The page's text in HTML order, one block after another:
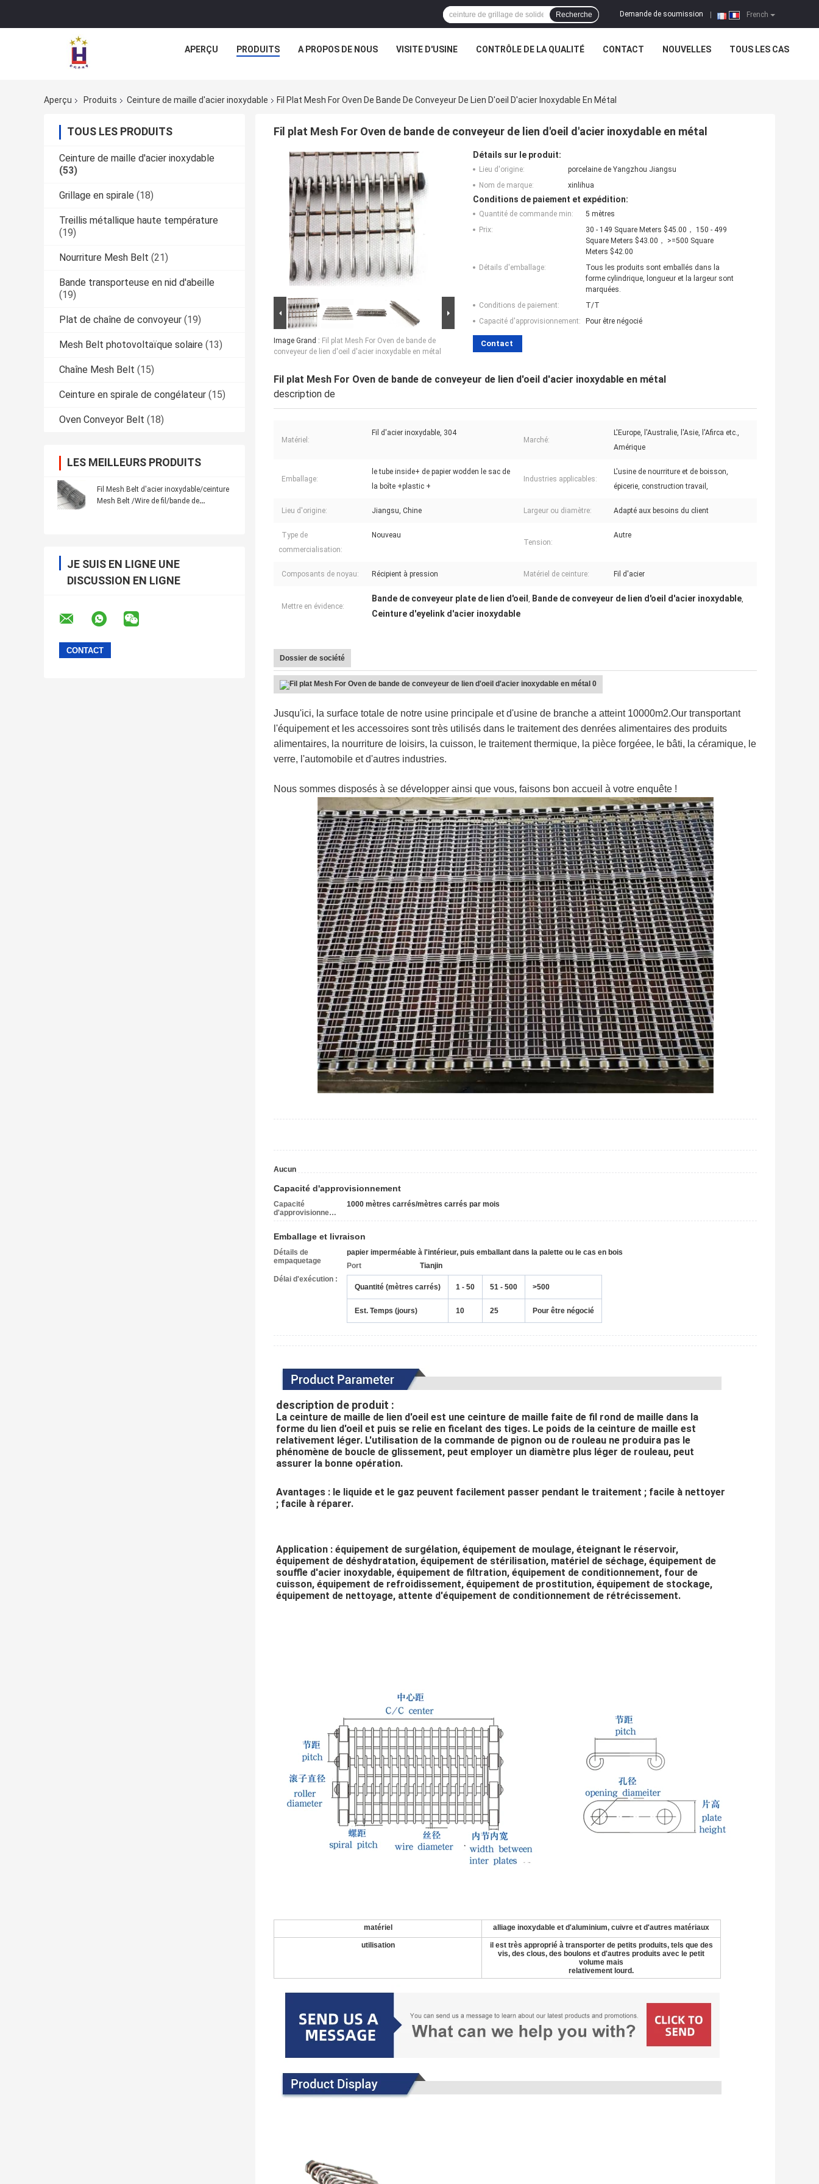
French
Demande de soumission
Recherche
APERÇU PRODUITS A PROPOS DE NOUS VISITE D'USINE CONTRÔLE DE LA QUALITÉ CONTACT NOUVELLES TOUS LES CAS
Aperçu Produits Ceinture de maille d'acier inoxydable Fil Plat Mesh For Oven De Bande De Conveyeur De Lien D'oeil D'acier Inoxydable En Métal
TOUS LES PRODUITS
Ceinture de maille d'acier inoxydable
(53)
Grillage en spirale (18)
Treillis métallique haute température
(19)
Nourriture Mesh Belt (21)
Bande transporteuse en nid d'abeille
(19)
Plat de chaîne de convoyeur (19)
Mesh Belt photovoltaïque solaire (13)
Chaîne Mesh Belt (15)
Ceinture en spirale de congélateur (15)
Oven Conveyor Belt (18)
LES MEILLEURS PRODUITS
Fil Mesh Belt d'acier inoxydable/ceinture
Mesh Belt /Wire de fil/bande de
JE SUIS EN LIGNE UNE
DISCUSSION EN LIGNE
Fil plat Mesh For Oven de bande de conveyeur de lien d'oeil d'acier inoxydable en métal
Image Grand : Fil plat Mesh For Oven de bande de
conveyeur de lien d'oeil d'acier inoxydable en métal
Détails sur le produit:
Lieu d'origine:
porcelaine de Yangzhou Jiangsu
Nom de marque:
xinlihua
Conditions de paiement et expédition:
Quantité de commande min:
5 mètres
Prix:
30 - 149 Square Meters $45.00， 150 - 499
Square Meters $43.00， >=500 Square
Meters $42.00
Détails d'emballage:
Tous les produits sont emballés dans la
forme cylindrique, longueur et la largeur sont
marquées.
Conditions de paiement:
T/T
Capacité d'approvisionnement:
Pour être négocié
Contact
Fil plat Mesh For Oven de bande de conveyeur de lien d'oeil d'acier inoxydable en métal
description de
Matériel:
Fil d'acier inoxydable, 304
Marché:
L'Europe, l'Australie, l'Asie, l'Afirca etc.,
Amérique
Emballage:
le tube inside+ de papier wodden le sac de
la boîte +plastic +
Industries applicables:
L'usine de nourriture et de boisson,
épicerie, construction travail,
Lieu d'origine: Jiangsu, Chine Largeur ou diamètre: Adapté aux besoins du client
Type de
commercialisation:
Nouveau
Tension:
Autre
Composants de noyau: Récipient à pression Matériel de ceinture: Fil d'acier
Mettre en évidence:
Bande de conveyeur plate de lien d'oeil , Bande de conveyeur de lien d'oeil d'acier inoxydable,
Ceinture d'eyelink d'acier inoxydable
Dossier de société
Jusqu'ici, la surface totale de notre usine principale et d'usine de branche a atteint 10000m2.Our transportant
l'équipement et les accessoires sont très utilisés dans le traitement des denrées alimentaires des produits
alimentaires, la nourriture de loisirs, la cuisson, le traitement thermique, la pièce forgéee, le bâti, la céramique, le
verre, l'automobile et d'autres industries.
Nous sommes disposés à se développer ainsi que vous, faisons bon accueil à votre enquête !
Aucun
Capacité d'approvisionnement
Capacité
d'approvisionnement
1000 mètres carrés/mètres carrés par mois
Emballage et livraison
Détails de
empaquetage
papier imperméable à l'intérieur, puis emballant dans la palette ou le cas en bois
Port
Tianjin
Délai d'exécution :
Quantité (mètres carrés)
1 - 50 51 - 500 >500
Est. Temps (jours) 10 25 Pour être négocié
description de produit :
La ceinture de maille de lien d'oeil est une ceinture de maille faite de fil rond de maille dans la
forme du lien d'oeil et puis se relie en ficelant des tiges. Le poids de la ceinture de maille est
relativement léger. L'utilisation de la commande de pignon ou de rouleau ne produira pas le
phénomène de boucle de glissement, peut employer un diamètre plus léger de rouleau, peut
assurer la bonne opération.
Avantages : le liquide et le gaz peuvent facilement passer pendant le traitement ; facile à nettoyer
; facile à réparer.
Application : équipement de surgélation, équipement de moulage, éteignant le réservoir,
équipement de déshydratation, équipement de stérilisation, matériel de séchage, équipement de
souffle d'acier inoxydable, équipement de filtration, équipement de conditionnement, four de
cuisson, équipement de refroidissement, équipement de prostitution, équipement de stockage,
équipement de nettoyage, attente d'équipement de conditionnement de rétrécissement.
matériel alliage inoxydable et d'aluminium, cuivre et d'autres matériaux
utilisation
il est très approprié à transporter de petits produits, tels que des
vis, des clous, des boulons et d'autres produits avec le petit
volume mais
relativement lourd.